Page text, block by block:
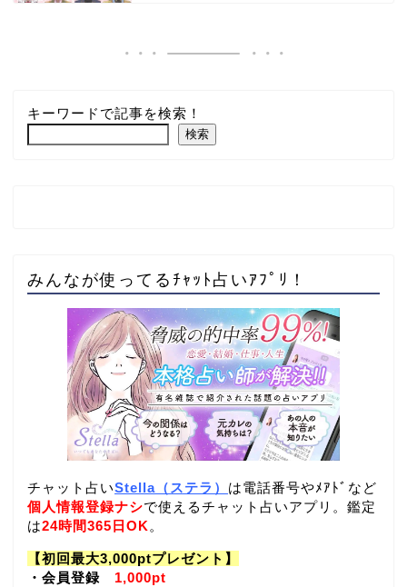
キーワードで記事を検索！
検索
みんなが使ってるﾁｬｯﾄ占いｱﾌﾟﾘ！
チャット占いStella（ステラ） は電話番号やﾒｱﾄﾞなど
個人情報登録ナシで使えるチャット占いアプリ。鑑定
は24時間365日OK 。
【初回最大3,000ptプレゼント】
・会員登録 1,000pt